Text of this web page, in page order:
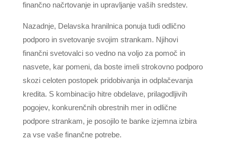
finančno načrtovanje in upravljanje vaših sredstev.
Nazadnje, Delavska hranilnica ponuja tudi odlično
podporo in svetovanje svojim strankam. Njihovi
finančni svetovalci so vedno na voljo za pomoč in
nasvete, kar pomeni, da boste imeli strokovno podporo
skozi celoten postopek pridobivanja in odplačevanja
kredita. S kombinacijo hitre obdelave, prilagodljivih
pogojev, konkurenčnih obrestnih mer in odlične
podpore strankam, je posojilo te banke izjemna izbira
za vse vaše finančne potrebe.